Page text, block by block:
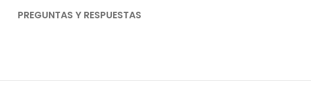
PREGUNTAS Y RESPUESTAS